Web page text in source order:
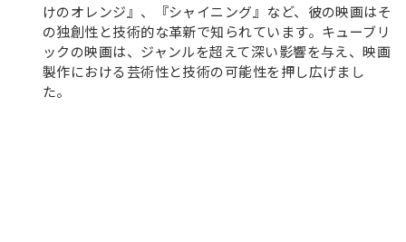
けのオレンジ』、『シャイニング』など、彼の映画はそ
の独創性と技術的な革新で知られています。キューブリ
ックの映画は、ジャンルを超えて深い影響を与え、映画
製作における芸術性と技術の可能性を押し広げまし
た。